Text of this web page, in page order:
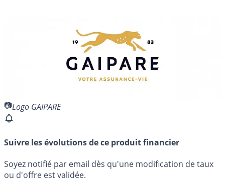
Logo GAIPARE
Suivre les évolutions de ce produit financier
Soyez notifié par email dès qu'une modification de taux
ou d'offre est validée.